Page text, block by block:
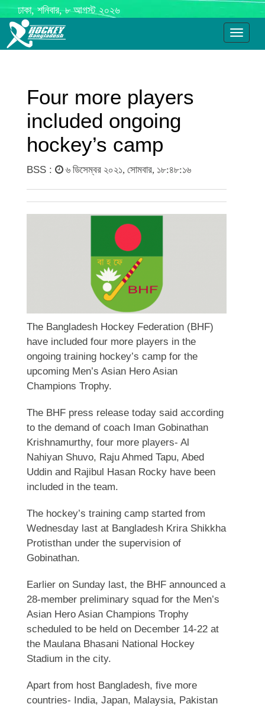
ঢাকা, শনিবার, ৮ আগস্ট ২০২৬
Toggle
Four more players
included ongoing
hockey’s camp
BSS : ৬ ডিসেম্বর ২০২১, সোমবার, ১৮:৪৮:১৬
The Bangladesh Hockey Federation (BHF)
have included four more players in the
ongoing training hockey’s camp for the
upcoming Men’s Asian Hero Asian
Champions Trophy.
The BHF press release today said according
to the demand of coach Iman Gobinathan
Krishnamurthy, four more players- Al
Nahiyan Shuvo, Raju Ahmed Tapu, Abed
Uddin and Rajibul Hasan Rocky have been
included in the team.
The hockey’s training camp started from
Wednesday last at Bangladesh Krira Shikkha
Protisthan under the supervision of
Gobinathan.
Earlier on Sunday last, the BHF announced a
28-member preliminary squad for the Men’s
Asian Hero Asian Champions Trophy
scheduled to be held on December 14-22 at
the Maulana Bhasani National Hockey
Stadium in the city.
Apart from host Bangladesh, five more
countries- India, Japan, Malaysia, Pakistan